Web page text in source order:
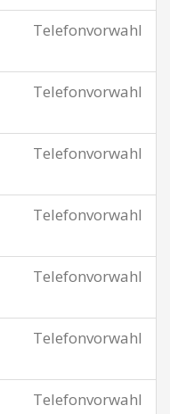
Telefonvorwahl
Telefonvorwahl
Telefonvorwahl
Telefonvorwahl
Telefonvorwahl
Telefonvorwahl
Telefonvorwahl